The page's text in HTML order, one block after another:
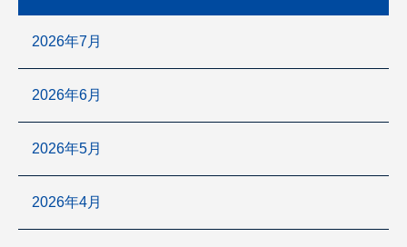
2026年7月
2026年6月
2026年5月
2026年4月